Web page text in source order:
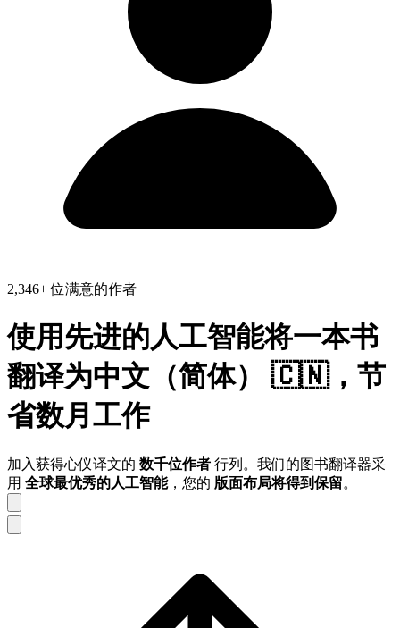
2,346+ 位满意的作者
使用先进的人工智能将一本书
翻译为中文（简体） 🇨🇳，节
省数月工作
加入获得心仪译文的 数千位作者 行列。我们的图书翻译器采
用 全球最优秀的人工智能，您的 版面布局将得到保留。